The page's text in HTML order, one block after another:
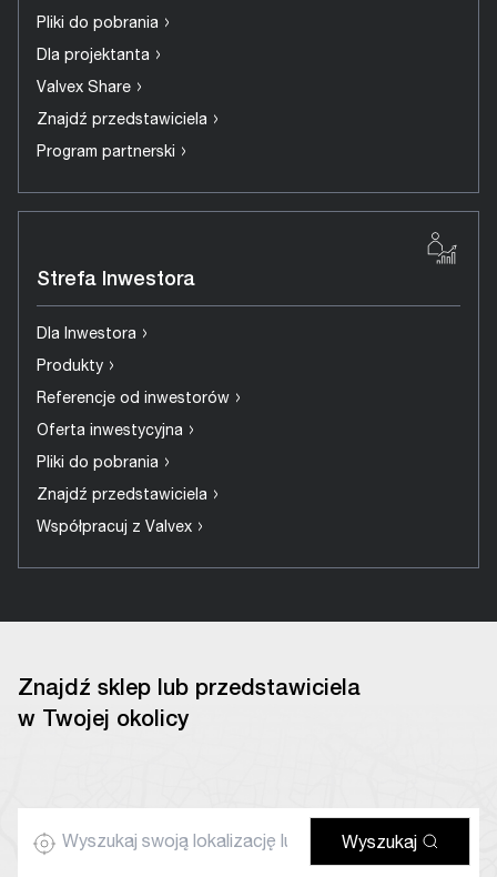
Pliki do pobrania ›
Dla projektanta ›
Valvex Share ›
Znajdź przedstawiciela ›
Program partnerski ›
Strefa Inwestora
Dla Inwestora ›
Produkty ›
Referencje od inwestorów ›
Oferta inwestycyjna ›
Pliki do pobrania ›
Znajdź przedstawiciela ›
Współpracuj z Valvex ›
Znajdź sklep lub przedstawiciela
w Twojej okolicy
Wyszukaj